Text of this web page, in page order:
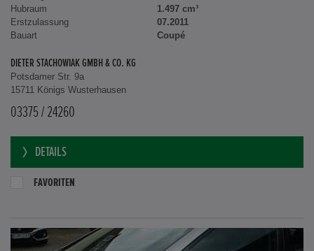
Hubraum
1.497 cm³
Erstzulassung
07.2011
Bauart
Coupé
DIETER STACHOWIAK GMBH & CO. KG
Potsdamer Str. 9a
15711 Königs Wusterhausen
03375 / 24260
DETAILS
FAVORITEN